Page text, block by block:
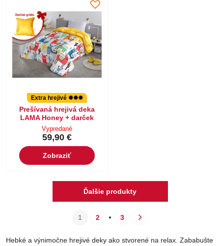
Extra hrejivé ✹✹✹
Prešívaná hrejivá deka
LAMA Honey + darček
Vypredané
59,90 €
Zobraziť
Ďalšie produkty
1 2 3
Hebké a výnimočne hrejivé deky ako stvorené na relax. Zababušte